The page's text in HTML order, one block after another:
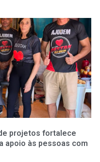
projetos fortalece
apoio às pessoas com